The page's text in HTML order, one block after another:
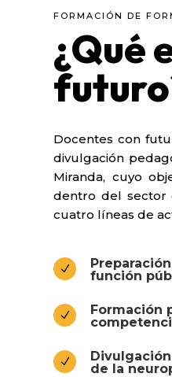
FORMACIÓN DE
¿Qué
Docentes con
divulgación
Miranda, cuyo
dentro del sector
cuatro líneas de
N
función
N
Formación
N
de la